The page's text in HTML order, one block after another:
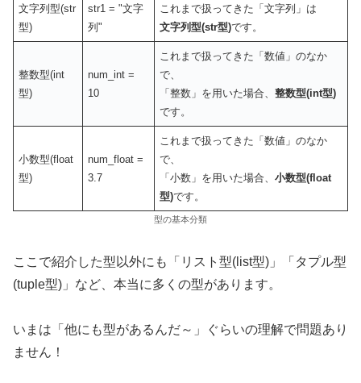
文字列型(str
型)
str1 = "文字
列"
これまで扱ってきた「文字列」は
文字列型(str型)です。
整数型(int
型)
num_int =
10
これまで扱ってきた「数値」のなか
で、
「整数」を用いた場合、整数型(int型)
です。
小数型(float
型)
num_float =
3.7
これまで扱ってきた「数値」のなか
で、
「小数」を用いた場合、小数型(float
型)です。
型の基本分類
ここで紹介した型以外にも「リスト型(list型)」「タプル型
(tuple型)」など、本当に多くの型があります。
いまは「他にも型があるんだ～」ぐらいの理解で問題あり
ません！